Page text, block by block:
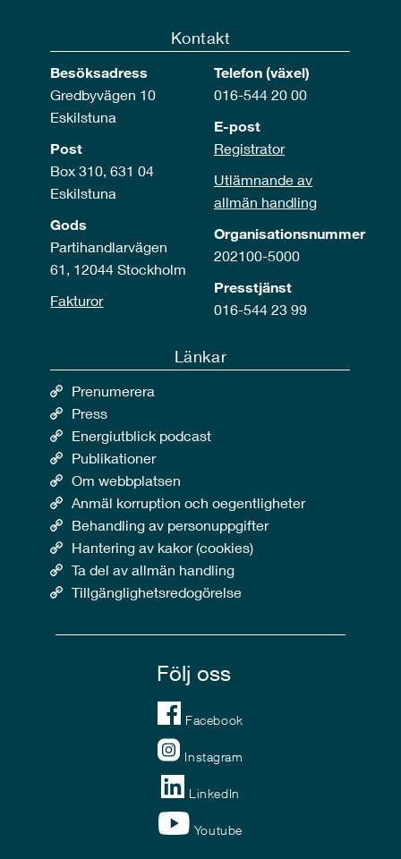
Kontakt
Besöksadress
Gredbyvägen 10
Eskilstuna
Post
Box 310, 631 04
Eskilstuna
Gods
Partihandlarvägen
61, 12044 Stockholm
Fakturor
Telefon (växel)
016-544 20 00
E-post
Registrator
Utlämnande av
allmän handling
Organisationsnummer
202100-5000
Presstjänst
016-544 23 99
Länkar
Prenumerera
Press
Energiutblick podcast
Publikationer
Om webbplatsen
Anmäl korruption och oegentligheter
Behandling av personuppgifter
Hantering av kakor (cookies)
Ta del av allmän handling
Tillgänglighetsredogörelse
Följ oss
Facebook
Instagram
LinkedIn
Youtube